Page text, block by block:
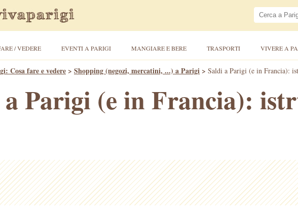
/ VEDERE EVENTI A PARIGI MANGIARE E BERE TRASPORTI VIVERE A
Cosa fare e vedere > Shopping (negozi, mercatini, ...) a Parigi > Saldi a Parigi (e in Francia):
Parigi (e in Francia):